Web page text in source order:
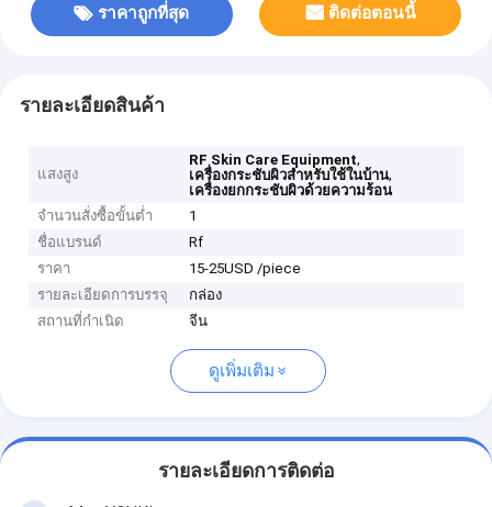
ราคาถูกที่สุด ติดต่อตอนนี้
รายละเอียดสินค้า
แสงสูง
RF Skin Care Equipment,
เครื่องกระชับผิวสำหรับใช้ในบ้าน,
เครื่องยกกระชับผิวด้วยความร้อน
จำนวนสั่งซื้อขั้นต่ำ
1
ชื่อแบรนด์
Rf
ราคา
15-25USD /piece
รายละเอียดการบรรจุ
กล่อง
สถานที่กำเนิด
จีน
ดูเพิ่มเติม
รายละเอียดการติดต่อ